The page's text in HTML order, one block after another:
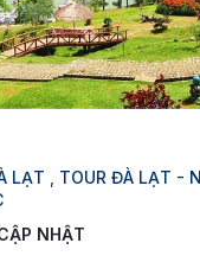
LẠT TOUR ĐÀ LẠT -
NHẬT